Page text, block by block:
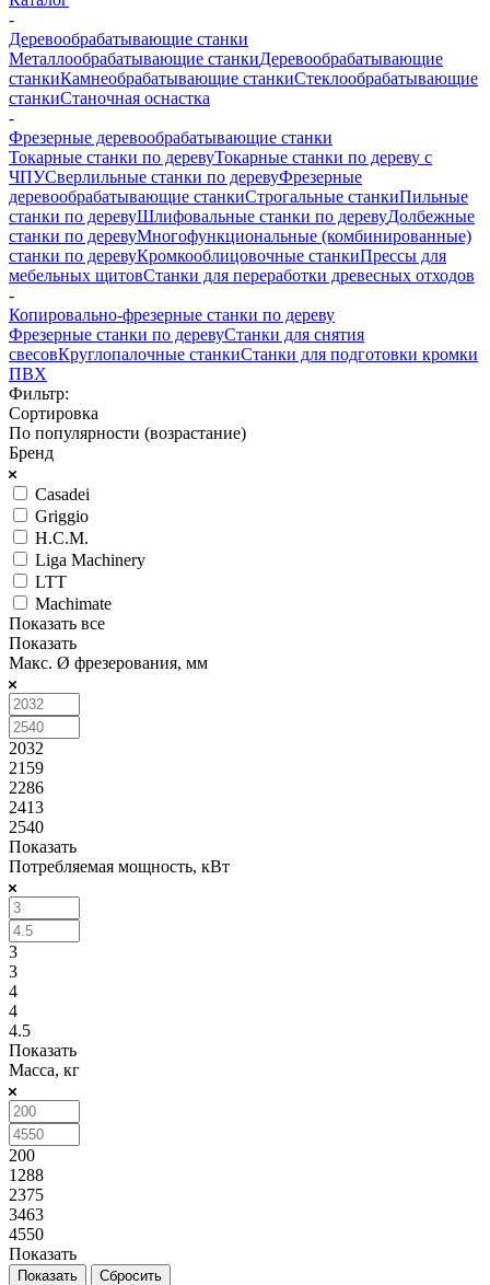
-
Деревообрабатывающие станки
Металлообрабатывающие станкиДеревообрабатывающие
станкиКамнеобрабатывающие станкиСтеклообрабатывающие
станкиСтаночная оснастка
-
Фрезерные деревообрабатывающие станки
Токарные станки по деревуТокарные станки по дереву с
ЧПУСверлильные станки по деревуФрезерные
деревообрабатывающие станкиСтрогальные станкиПильные
станки по деревуШлифовальные станки по деревуДолбежные
станки по деревуМногофункциональные (комбинированные)
станки по деревуКромкооблицовочные станкиПрессы для
мебельных щитовСтанки для переработки древесных отходов
-
Копировально-фрезерные станки по дереву
Фрезерные станки по деревуСтанки для снятия
свесовКруглопалочные станкиСтанки для подготовки кромки
ПВХ
Фильтр:
Сортировка
По популярности (возрастание)
Бренд
Casadei
Griggio
H.C.M.
Liga Machinery
LTT
Machimate
Показать все
Показать
Макс. Ø фрезерования, мм
2032
2159
2286
2413
2540
Показать
Потребляемая мощность, кВт
3
3
4
4
4.5
Показать
Масса, кг
200
1288
2375
3463
4550
Показать
Сбросить